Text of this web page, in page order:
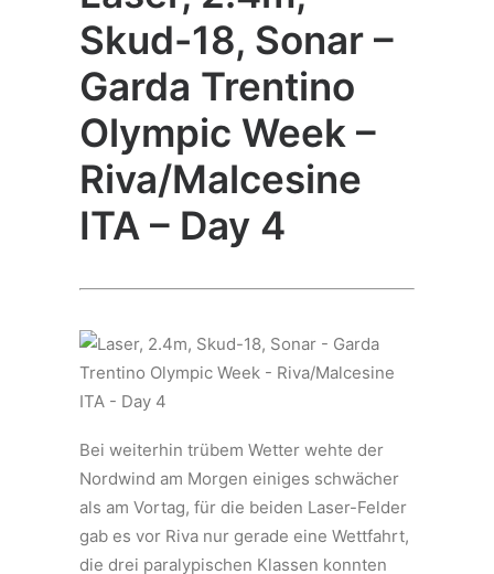
Skud-18, Sonar –
Garda Trentino
Olympic Week –
Riva/Malcesine
ITA – Day 4
Bei weiterhin trübem Wetter wehte der
Nordwind am Morgen einiges schwächer
als am Vortag, für die beiden Laser-Felder
gab es vor Riva nur gerade eine Wettfahrt,
die drei paralypischen Klassen konnten